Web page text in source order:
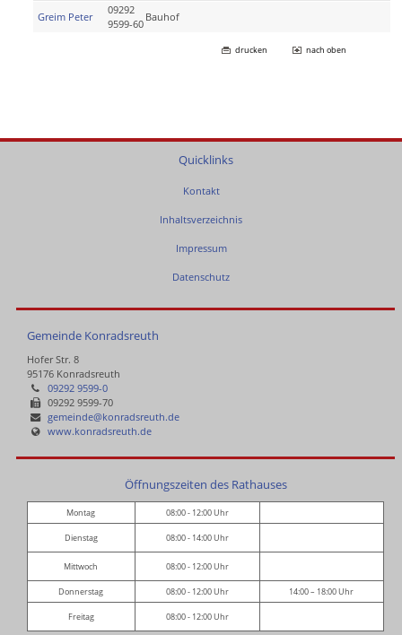
Greim Peter
09292
9599-60
Bauhof
drucken nach oben
Quicklinks
Kontakt
Inhaltsverzeichnis
Impressum
Datenschutz
Gemeinde Konradsreuth
Hofer Str. 8
95176 Konradsreuth
09292 9599-0
09292 9599-70
gemeinde@konradsreuth.de
www.konradsreuth.de
Öffnungszeiten des Rathauses
Montag 08:00 - 12:00 Uhr
Dienstag 08:00 - 14:00 Uhr
Mittwoch 08:00 - 12:00 Uhr
Donnerstag 08:00 - 12:00 Uhr 14:00 – 18:00 Uhr
Freitag 08:00 - 12:00 Uhr